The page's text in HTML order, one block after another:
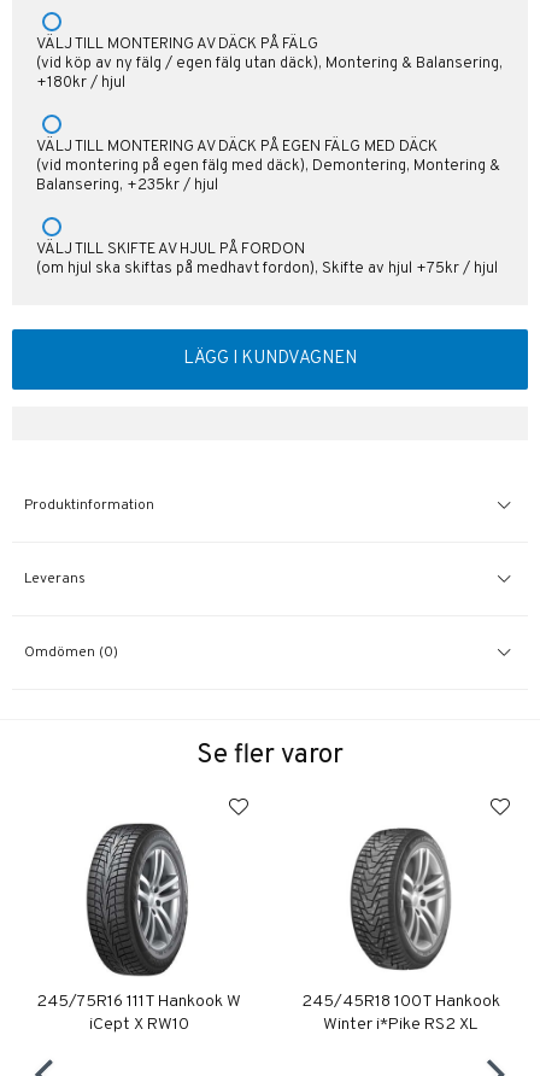
VÄLJ TILL MONTERING AV DÄCK PÅ FÄLG
(vid köp av ny fälg / egen fälg utan däck), Montering & Balansering,
+180kr / hjul
VÄLJ TILL MONTERING AV DÄCK PÅ EGEN FÄLG MED DÄCK
(vid montering på egen fälg med däck), Demontering, Montering &
Balansering, +235kr / hjul
VÄLJ TILL SKIFTE AV HJUL PÅ FORDON
(om hjul ska skiftas på medhavt fordon), Skifte av hjul +75kr / hjul
LÄGG I KUNDVAGNEN
Produktinformation
Leverans
Omdömen (0)
Se fler varor
245/75R16 111T Hankook W
iCept X RW10
245/45R18 100T Hankook
Winter i*Pike RS2 XL